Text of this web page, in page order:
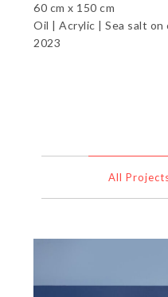
60 cm x 150 cm
Oil | Acrylic | Sea salt on
2023
All